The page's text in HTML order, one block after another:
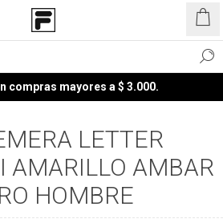
compras mayores a $ 3.000.
LETTER
AMARILLO AMBAR
HOMBRE